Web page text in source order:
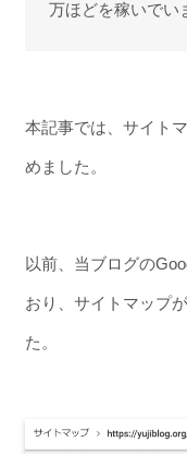
万ほどを稼いでい
本記事では、サイト
めました。
以前、当ブログの
おり、サイトマップ
た。